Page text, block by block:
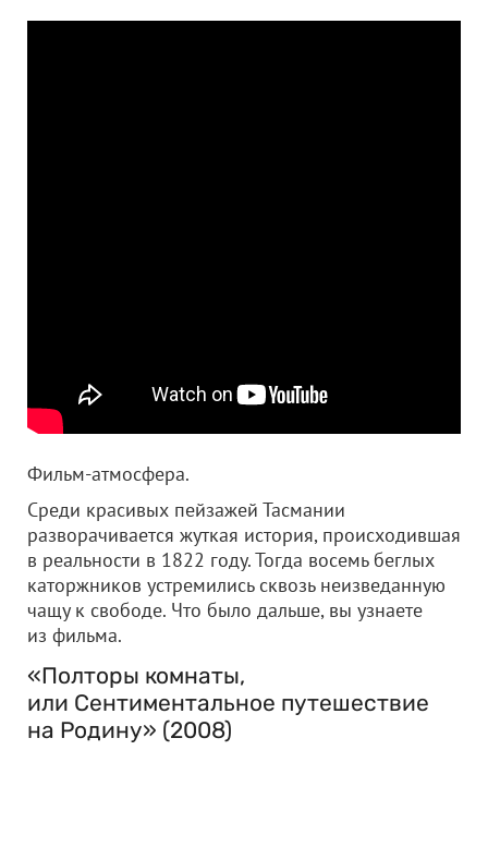
Фильм-атмосфера.
Среди красивых пейзажей Тасмании
разворачивается жуткая история, происходившая
в реальности в 1822 году. Тогда восемь беглых
каторжников устремились сквозь неизведанную
чащу к свободе. Что было дальше, вы узнаете
из фильма.
«Полторы комнаты,
или Сентиментальное путешествие
на Родину» (2008)